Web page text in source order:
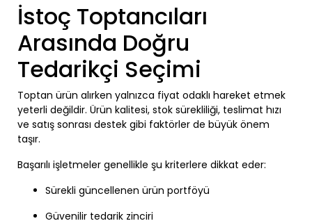
İstoç Toptancıları
Arasında Doğru
Tedarikçi Seçimi
Toptan ürün alırken yalnızca fiyat odaklı hareket etmek
yeterli değildir. Ürün kalitesi, stok sürekliliği, teslimat hızı
ve satış sonrası destek gibi faktörler de büyük önem
taşır.
Başarılı işletmeler genellikle şu kriterlere dikkat eder:
Sürekli güncellenen ürün portföyü
Güvenilir tedarik zinciri